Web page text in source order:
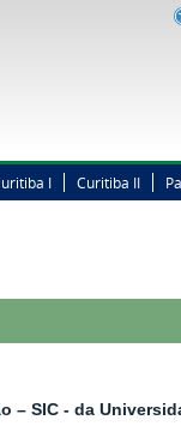
I Curitiba II
– SIC - da